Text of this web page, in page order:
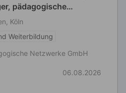
pädagogische
Köln
Weiterbildung
Netzwerke GmbH
06.08.2026